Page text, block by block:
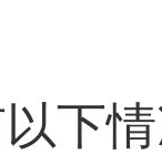
以下